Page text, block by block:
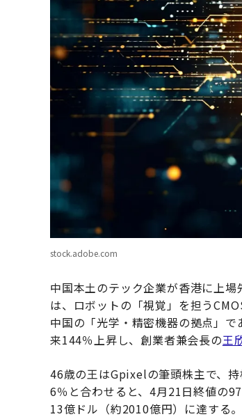
stock.adobe.com
中国本土のテック企業が香港に上
は、ロボットの「視覚」を担う
中国の「光学・精密機器の拠点」
来144％上昇し、創業者兼会長の王
46歳の王はGpixelの筆頭株主で、
6％と合わせると、4月21日終値の
13億ドル（約2010億円）に達する